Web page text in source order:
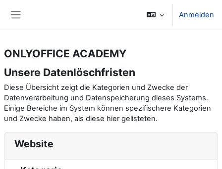
Anmelden
ONLYOFFICE ACADEMY
Unsere Datenlöschfristen
Diese Übersicht zeigt die Kategorien und Zwecke der
Datenverarbeitung und Datenspeicherung dieses Systems.
Einige Bereiche im System können spezifischere Kategorien
und Zwecke haben, als diese hier gelisteten.
Website